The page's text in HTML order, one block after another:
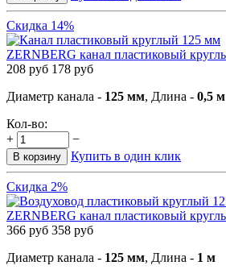
Скидка 14%
ZERNBERG канал пластиковый
208 руб 178 руб
Диаметр канала - 125 мм, Длина - 0,5 м
Кол-во:
+
−
В корзину Купить в один клик
Скидка 2%
ZERNBERG канал пластиковый
366 руб 358 руб
Диаметр канала - 125 мм, Длина - 1 м